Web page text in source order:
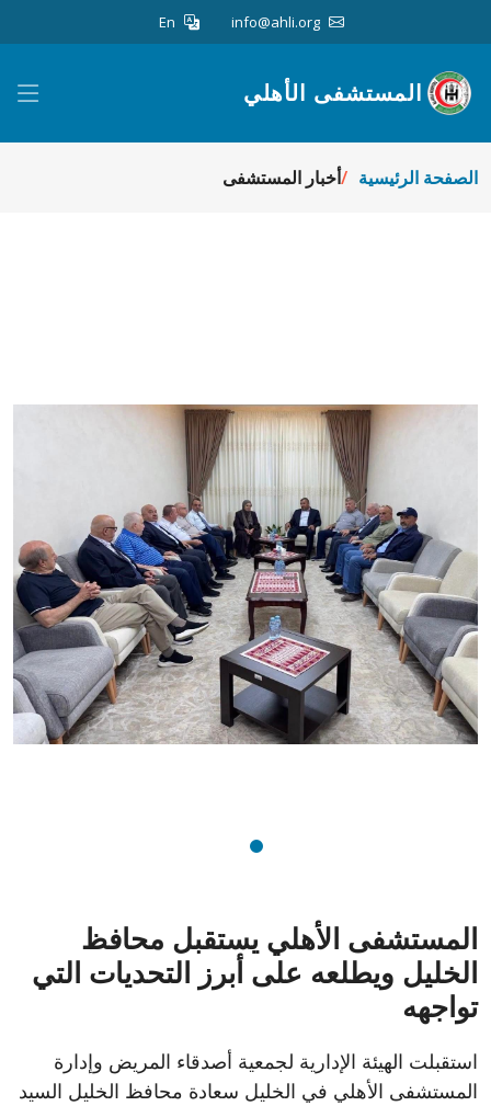
info@ahli.org
En
المستشفى الأهلي
الصفحة الرئيسية أخبار المستشفى
المستشفى الأهلي يستقبل محافظ
الخليل ويطلعه على أبرز التحديات التي
تواجهه
استقبلت الهيئة الإدارية لجمعية أصدقاء المريض وإدارة
المستشفى الأهلي في الخليل سعادة محافظ الخليل السيد